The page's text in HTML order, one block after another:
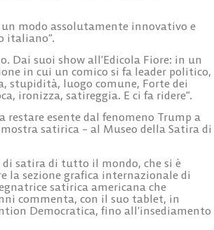
modo assolutamente innovativo e
italiano”.
Dai suoi show all’Edicola Fiore: in un
in cui un comico si fa leader politico,
stupidità, luogo comune, Forte dei
ironizza, satireggia. E ci fa ridere”.
esente dal fenomeno Trump a
satirica – al Museo della Satira di
satira di tutto il mondo, che si è
la sezione grafica internazionale di
satirica americana che
commenta, con il suo tablet, in
Democratica, fino all’insediamento